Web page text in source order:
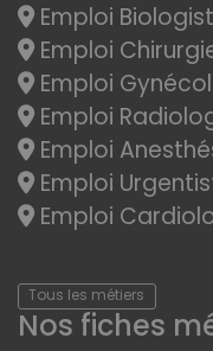
Emploi
Emploi
Emploi
Emploi
Emploi
Emploi
Emploi
Tous les métiers
Nos fiches